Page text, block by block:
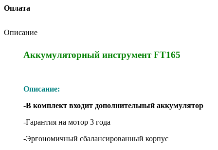
Оплата
Описание
Аккумуляторный инструмент FT165
Описание:
-В комплект входит дополнительный аккумулятор
-Гарантия на мотор 3 года
-Эргономичный сбалансированный корпус